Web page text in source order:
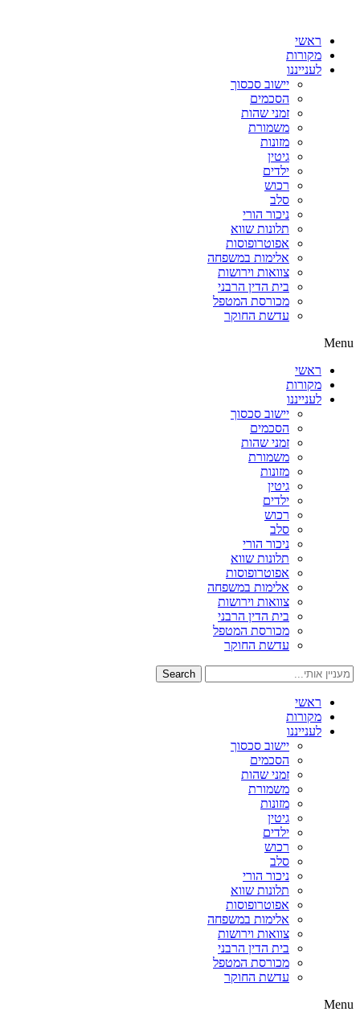
ראשי
מקורות
לענייננו
יישוב סכסוך
הסכמים
זמני שהות
משמורת
מזונות
גיטין
ילדים
רכוש
סלב
ניכור הורי
תלונות שווא
אפוטרופוסות
אלימות במשפחה
צוואות וירושות
בית הדין הרבני
מכורסת המטפל
עדשת החוקר
Menu
ראשי
מקורות
לענייננו
יישוב סכסוך
הסכמים
זמני שהות
משמורת
מזונות
גיטין
ילדים
רכוש
סלב
ניכור הורי
תלונות שווא
אפוטרופוסות
אלימות במשפחה
צוואות וירושות
בית הדין הרבני
מכורסת המטפל
עדשת החוקר
Search
ראשי
מקורות
לענייננו
יישוב סכסוך
הסכמים
זמני שהות
משמורת
מזונות
גיטין
ילדים
רכוש
סלב
ניכור הורי
תלונות שווא
אפוטרופוסות
אלימות במשפחה
צוואות וירושות
בית הדין הרבני
מכורסת המטפל
עדשת החוקר
Menu